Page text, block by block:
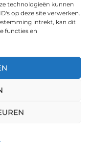
technologieën kunnen
op deze site verwerken.
intrekt, kan dit
functies en